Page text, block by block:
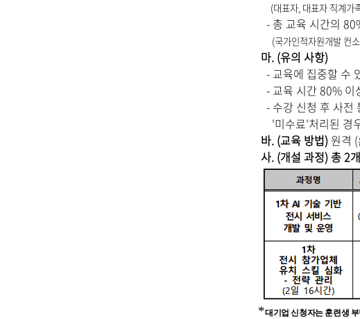
(대표자, 대표자 직계가
- 총 교육 시간의
(국가인적자원개발 컨
마. (유의 사항)
- 교육에 집중할 수
- 교육 시간 80% 이
- 수강 신청 후 사전
'미수료'처리된 경
바. (교육 방법) ​원격 (
사. (개설 과정) 총 2
*대기업 신청자는 훈련생